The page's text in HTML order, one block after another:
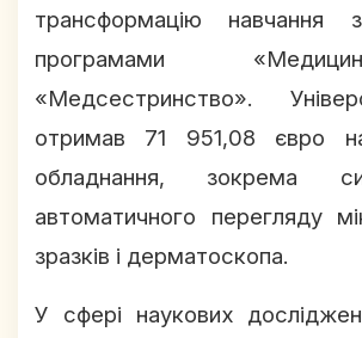
трансформацію навчання
програмами
«Медсестринство».
отримав 71 951,08 євро
обладнання, зокрема
автоматичного перегляду
зразків і дерматоскопа.
У сфері наукових